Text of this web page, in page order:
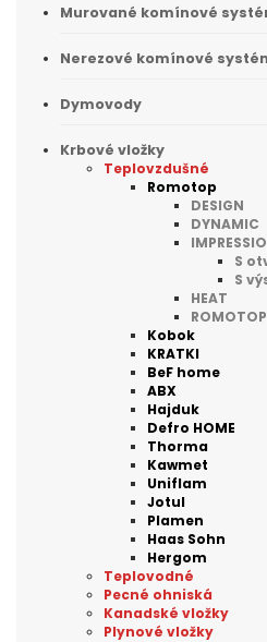
Murované komínové
Nerezové komínové
Dymovody
Krbové vložky
Teplovzdušné
Romotop
DESIGN
DYNAMIC
S
S
HEAT
Kobok
KRATKI
BeF home
ABX
Hajduk
Defro HOME
Thorma
Kawmet
Uniflam
Jotul
Plamen
Haas Sohn
Hergom
Teplovodné
Pecné ohniská
Kanadské vložky
Plynové vložky